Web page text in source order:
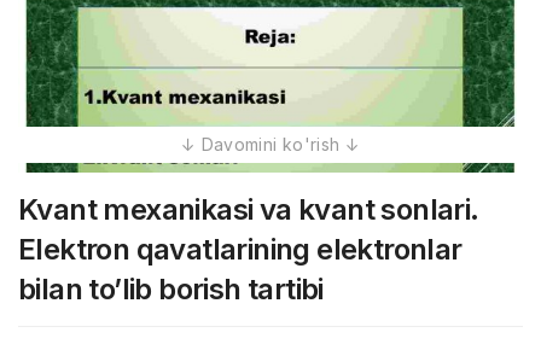
Kvant mexanikasi va kvant sonlari.
Elektron qavatlarining elektronlar
bilan to’lib borish tartibi